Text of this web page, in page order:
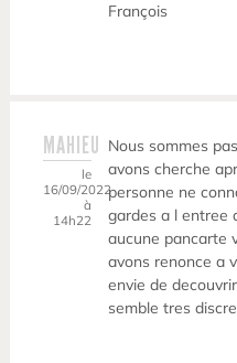
François
MAHIEU
le
16/09/2022
à
14h22
Nous sommes
avons cherche
personne ne
gardes a l entree
aucune pancarte
avons renonce a
envie de
semble tres